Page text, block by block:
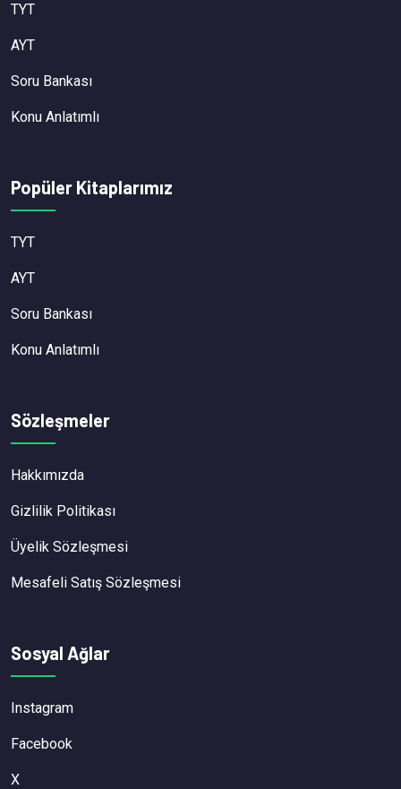
TYT
AYT
Soru Bankası
Konu Anlatımlı
Popüler Kitaplarımız
TYT
AYT
Soru Bankası
Konu Anlatımlı
Sözleşmeler
Hakkımızda
Gizlilik Politikası
Üyelik Sözleşmesi
Mesafeli Satış Sözleşmesi
Sosyal Ağlar
Instagram
Facebook
X